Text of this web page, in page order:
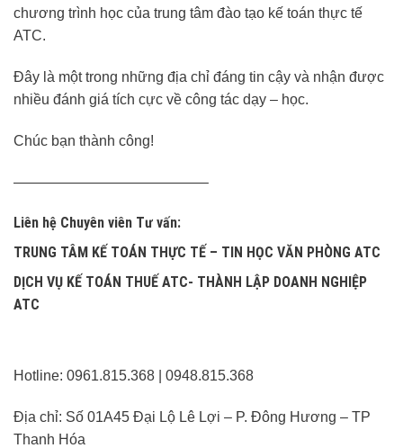
chương trình học của trung tâm đào tạo kế toán thực tế
ATC.
Đây là một trong những địa chỉ đáng tin cậy và nhận được
nhiều đánh giá tích cực về công tác dạy – học.
Chúc bạn thành công!
—————————————–
Liên hệ Chuyên viên Tư vấn:
TRUNG TÂM KẾ TOÁN THỰC TẾ – TIN HỌC VĂN PHÒNG ATC
DỊCH VỤ KẾ TOÁN THUẾ ATC- THÀNH LẬP DOANH NGHIỆP
ATC
Hotline: 0961.815.368 | 0948.815.368
Địa chỉ: Số 01A45 Đại Lộ Lê Lợi – P. Đông Hương – TP
Thanh Hóa